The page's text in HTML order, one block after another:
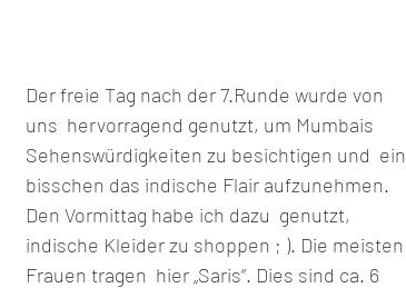
2021 Allgemeines
U20w 2021
Der freie Tag nach der 7.Runde wurde von
uns  hervorragend genutzt, um Mumbais
Sehenswürdigkeiten zu besichtigen und  ein
bisschen das indische Flair aufzunehmen.
Den Vormittag habe ich dazu  genutzt,
indische Kleider zu shoppen ; ). Die meisten
Frauen tragen  hier „Saris“. Dies sind ca. 6